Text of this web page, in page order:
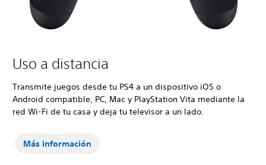
Uso a distancia
Transmite juegos desde tu PS4 a un dispositivo iOS o
Android compatible, PC, Mac y PlayStation Vita mediante la
red Wi-Fi de tu casa y deja tu televisor a un lado.
Más información